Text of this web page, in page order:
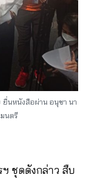
ยื่นหนังสือผ่าน อนุชา นา
นตรี
ชุดดังกล่าว สืบ